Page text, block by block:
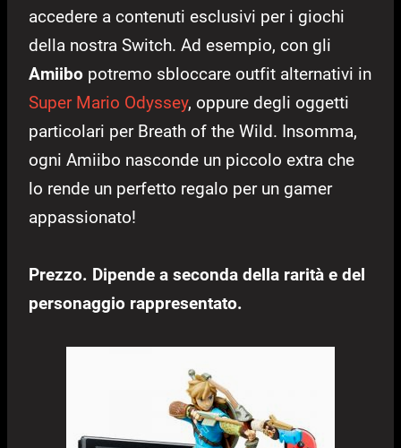
accedere a contenuti esclusivi per i giochi
della nostra Switch. Ad esempio, con gli
Amiibo potremo sbloccare outfit alternativi in
Super Mario Odyssey, oppure degli oggetti
particolari per Breath of the Wild. Insomma,
ogni Amiibo nasconde un piccolo extra che
lo rende un perfetto regalo per un gamer
appassionato!
Prezzo. Dipende a seconda della rarità e del
personaggio rappresentato.